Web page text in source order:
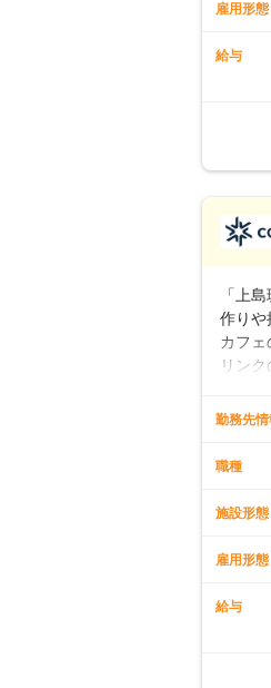
雇用形態
給与
「上
作りや
カフ
リン
寧に教
です
す。「
タッ
成とい
も、
勤務先情
職種
施設形態
雇用形態
給与